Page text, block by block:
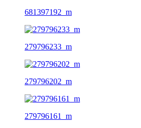
681397192_m
279796233_m
279796202_m
279796161_m